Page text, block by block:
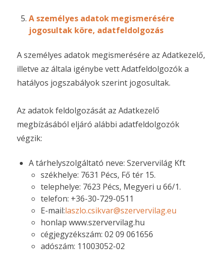
A személyes adatok megismerésére
jogosultak köre, adatfeldolgozás
A személyes adatok megismerésére az Adatkezelő,
illetve az általa igénybe vett Adatfeldolgozók a
hatályos jogszabályok szerint jogosultak.
Az adatok feldolgozását az Adatkezelő
megbízásából eljáró alábbi adatfeldolgozók
végzik:
A tárhelyszolgáltató neve: Szervervilág Kft
székhelye: 7631 Pécs, Fő tér 15.
telephelye: 7623 Pécs, Megyeri u 66/1.
telefon: +36-30-729-0511
E-mail:laszlo.csikvar@szervervilag.eu
honlap www.szervervilag.hu
cégjegyzékszám: 02 09 061656
adószám: 11003052-02